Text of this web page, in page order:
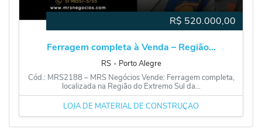
R$ 520.000,00
Ferragem completa à Venda – Região...
RS ‐ Porto Alegre
Cód.: MRS2188 – MRS Negócios Vende: Ferragem completa,
localizada na Região do Extremo Sul da...
LOJA DE MATERIAL DE CONSTRUÇÃO